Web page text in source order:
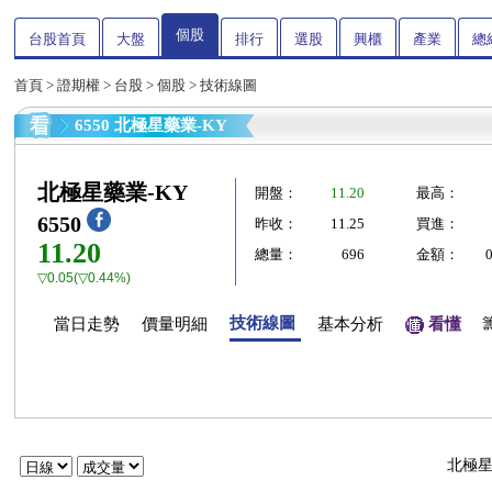
台股首頁 大盤 個股 排行 選股 興櫃 產業 總
首頁 > 證期權 > 台股 > 個股 > 技術線圖
6550 北極星藥業-KY
北極星藥業-KY
6550
11.20
▽0.05(▽0.44%)
開盤： 11.20
最高：
昨收：
11.25
買進：
總量：
696 金額：
當日走勢 價量明細 技術線圖 基本分析 看懂
北極